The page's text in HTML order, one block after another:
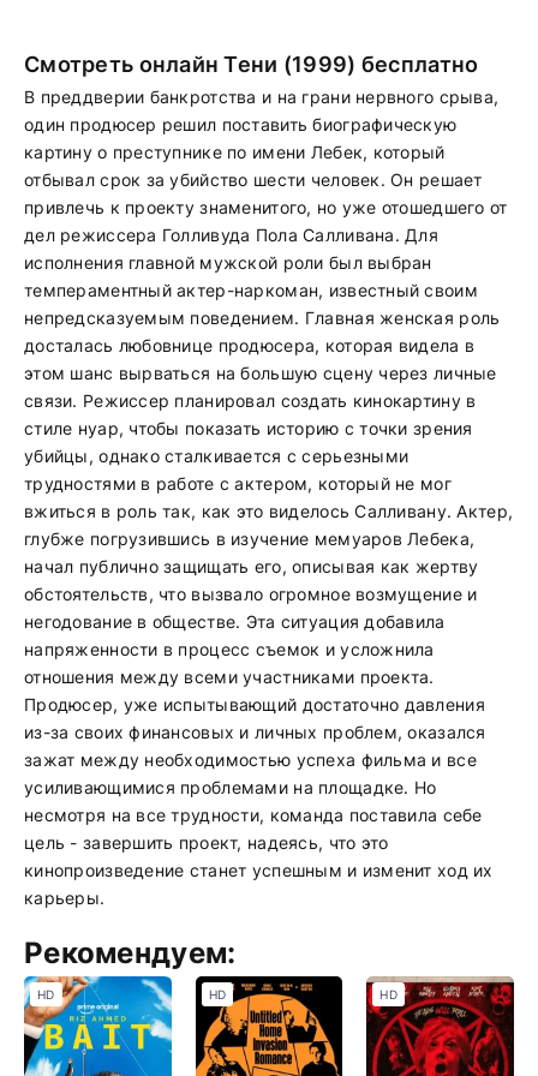
Смотреть онлайн Тени (1999) бесплатно
В преддверии банкротства и на грани нервного срыва,
один продюсер решил поставить биографическую
картину о преступнике по имени Лебек, который
отбывал срок за убийство шести человек. Он решает
привлечь к проекту знаменитого, но уже отошедшего от
дел режиссера Голливуда Пола Салливана. Для
исполнения главной мужской роли был выбран
темпераментный актер-наркоман, известный своим
непредсказуемым поведением. Главная женская роль
досталась любовнице продюсера, которая видела в
этом шанс вырваться на большую сцену через личные
связи. Режиссер планировал создать кинокартину в
стиле нуар, чтобы показать историю с точки зрения
убийцы, однако сталкивается с серьезными
трудностями в работе с актером, который не мог
вжиться в роль так, как это виделось Салливану. Актер,
глубже погрузившись в изучение мемуаров Лебека,
начал публично защищать его, описывая как жертву
обстоятельств, что вызвало огромное возмущение и
негодование в обществе. Эта ситуация добавила
напряженности в процесс съемок и усложнила
отношения между всеми участниками проекта.
Продюсер, уже испытывающий достаточно давления
из-за своих финансовых и личных проблем, оказался
зажат между необходимостью успеха фильма и все
усиливающимися проблемами на площадке. Но
несмотря на все трудности, команда поставила себе
цель - завершить проект, надеясь, что это
кинопроизведение станет успешным и изменит ход их
карьеры.
Рекомендуем:
HD HD HD